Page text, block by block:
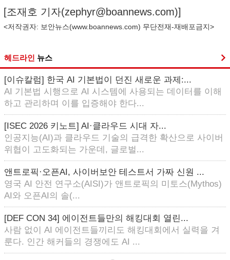
[조재호 기자(zephyr@boannews.com)]
<저작권자: 보안뉴스(www.boannews.com) 무단전재-재배포금지>
헤드라인 뉴스
[이슈칼럼] 한국 AI 기본법이 던진 새로운 과제:...
AI 기본법 시행으로 AI 시스템에 사용되는 데이터를 이해
하고 관리하며 이를 입증해야 한다...
[ISEC 2026 키노트] AI·클라우드 시대 자...
인공지능(AI)과 클라우드 기술의 급격한 확산으로 사이버
위협이 고도화되는 가운데, 글로벌...
앤트로픽·오픈AI, 사이버보안 테스트서 가짜 신원 ...
영국 AI 안전 연구소(AISI)가 앤트로픽의 미토스(Mythos)
AI와 오픈AI의 솔(...
[DEF CON 34] 에이전트들만의 해킹대회 열린...
사람 없이 AI 에이전트들끼리도 해킹대회에서 실력을 겨
룬다. 인간 해커들의 경쟁에도 AI ...